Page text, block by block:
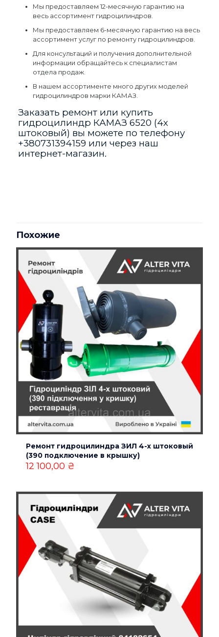
Мы предоставляем 12-месячную гарантию на
весь ассортимент гидроцилиндров.
Мы предоставляем 6-месячную гарантию на весь
ассортимент услуг по ремонту гидроцилиндров.
Для консультаций и получения дополнительной
информации обращайтесь к специалистам
отдела продаж.
В нашем ассортименте много других моделей
гидроцилиндров марки КАМАЗ.
Заказать ремонт или купить
гидроцилиндр КАМАЗ 6520 (4х
штоковый) вы можете по телефону
+380731394159 или через наш
интернет-магазин.
КАМАЗ 6520 (4х штоковый)»
Ваш адрес email не будет опубликован. Обязательные
поля помечены*
Ваша оценка
1 из 5
звёзд
2 из 5
звёзд
3 из 5
звёзд
4 из 5
звёзд
Имя*
Email*
браузере для последующих моих комментариев.
Похожие
Ремонт гидроцилиндра ЗИЛ 4-х штоковый
(390 подключение в крышку)
12 100,00 ₴